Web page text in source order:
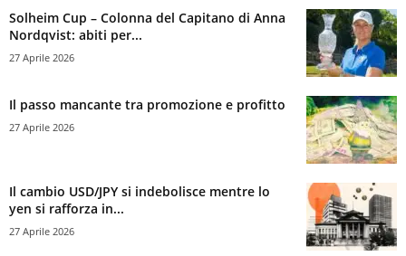
Solheim Cup – Colonna del Capitano di Anna
Nordqvist: abiti per...
27 Aprile 2026
Il passo mancante tra promozione e profitto
27 Aprile 2026
Il cambio USD/JPY si indebolisce mentre lo
yen si rafforza in...
27 Aprile 2026